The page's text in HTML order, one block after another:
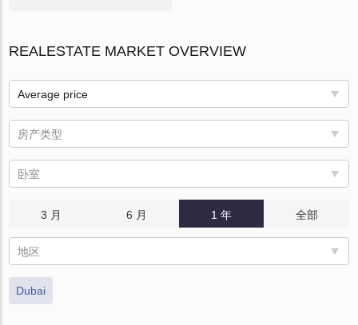
REALESTATE MARKET OVERVIEW
Average price
房产类型
卧室
3 月 6 月 1 年 全部
地区
Dubai